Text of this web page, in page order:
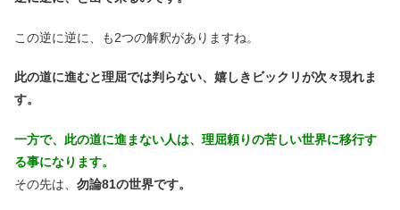
この逆に逆に、も2つの解釈がありますね。
此の道に進むと理屈では判らない、嬉しきビックリが次々現れま
す。
一方で、此の道に進まない人は、理屈頼りの苦しい世界に移行す
る事になります。
その先は、 勿論81の世界です。